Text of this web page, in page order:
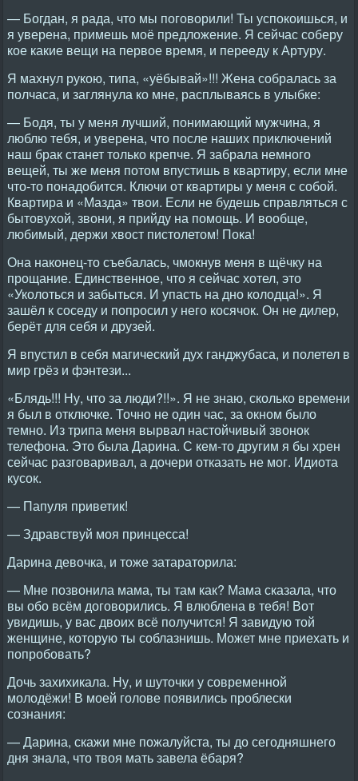
— Богдан, я рада, что мы поговорили! Ты успокоишься, и
я уверена, примешь моё предложение. Я сейчас соберу
кое какие вещи на первое время, и перееду к Артуру.
Я махнул рукою, типа, «уёбывай»!!! Жена собралась за
полчаса, и заглянула ко мне, расплываясь в улыбке:
— Бодя, ты у меня лучший, понимающий мужчина, я
люблю тебя, и уверена, что после наших приключений
наш брак станет только крепче. Я забрала немного
вещей, ты же меня потом впустишь в квартиру, если мне
что-то понадобится. Ключи от квартиры у меня с собой.
Квартира и «Мазда» твои. Если не будешь справляться с
бытовухой, звони, я прийду на помощь. И вообще,
любимый, держи хвост пистолетом! Пока!
Она наконец-то съебалась, чмокнув меня в щёчку на
прощание. Единственное, что я сейчас хотел, это
«Уколоться и забыться. И упасть на дно колодца!». Я
зашёл к соседу и попросил у него косячок. Он не дилер,
берёт для себя и друзей.
Я впустил в себя магический дух ганджубаса, и полетел в
мир грёз и фэнтези...
«Блядь!!! Ну, что за люди?!!». Я не знаю, сколько времени
я был в отключке. Точно не один час, за окном было
темно. Из трипа меня вырвал настойчивый звонок
телефона. Это была Дарина. С кем-то другим я бы хрен
сейчас разговаривал, а дочери отказать не мог. Идиота
кусок.
— Папуля приветик!
— Здравствуй моя принцесса!
Дарина девочка, и тоже затараторила:
— Мне позвонила мама, ты там как? Мама сказала, что
вы обо всём договорились. Я влюблена в тебя! Вот
увидишь, у вас двоих всё получится! Я завидую той
женщине, которую ты соблазнишь. Может мне приехать и
попробовать?
Дочь захихикала. Ну, и шуточки у современной
молодёжи! В моей голове появились проблески
сознания:
— Дарина, скажи мне пожалуйста, ты до сегодняшнего
дня знала, что твоя мать завела ёбаря?